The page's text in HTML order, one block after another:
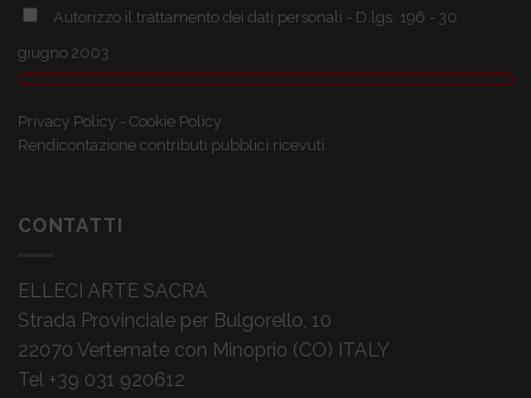
Autorizzo il trattamento dei dati personali - D.lgs. 196 - 30
giugno 2003
Privacy Policy - Cookie Policy
Rendicontazione contributi pubblici ricevuti
CONTATTI
ELLECI ARTE SACRA
Strada Provinciale per Bulgorello, 10
22070 Vertemate con Minoprio (CO) ITALY
Tel +39 031 920612